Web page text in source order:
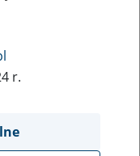
r. bedzie czynny
r.